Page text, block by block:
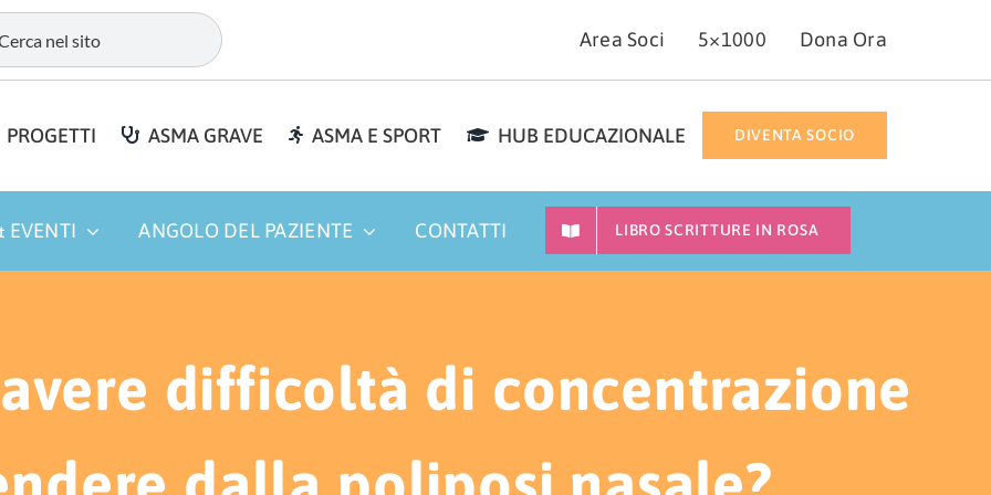
Area Soci 5×1000 Dona Ora
PROGETTI ASMA GRAVE ASMA E SPORT HUB EDUCAZIONALE DIVENTA SOCIO
EVENTI ANGOLO DEL PAZIENTE CONTATTI LIBRO SCRITTURE IN ROSA
difficoltà di concentrazione